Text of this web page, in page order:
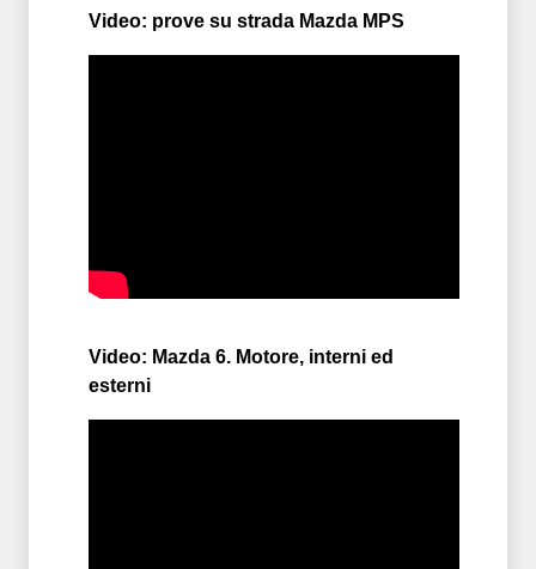
Video: prove su strada Mazda MPS
Video: Mazda 6. Motore, interni ed
esterni